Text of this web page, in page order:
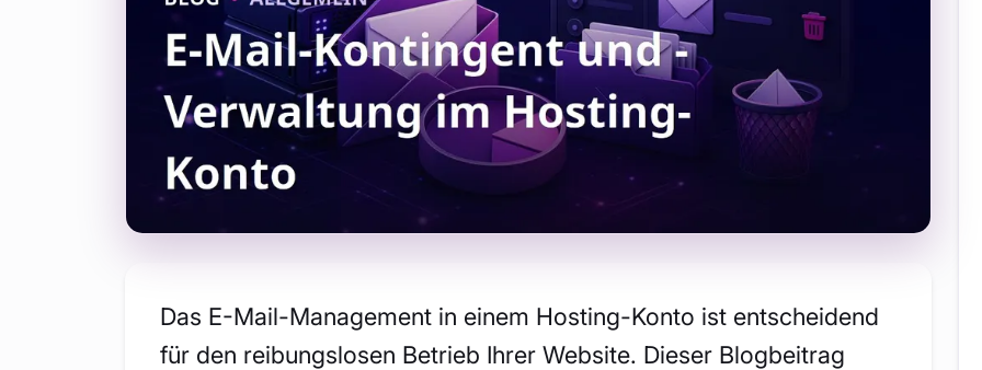
Das E-Mail-Management in einem Hosting-Konto ist entscheidend
für den reibungslosen Betrieb Ihrer Website. Dieser Blogbeitrag